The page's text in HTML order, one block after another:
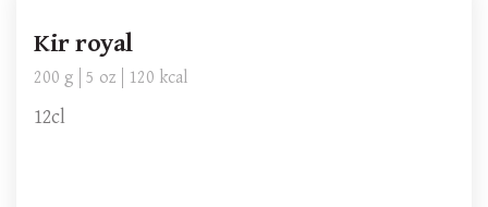
Kir royal
200 g 5 oz 120 kcal
12cl